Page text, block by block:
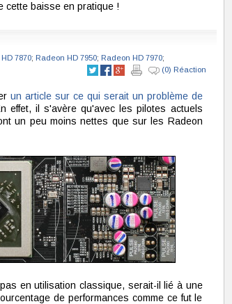
cette baisse en pratique !
7870; Radeon HD 7950; Radeon HD 7970;
(0) Réaction
un article sur ce qui serait un problème de
effet, il s'avère qu'avec les pilotes actuels
un peu moins nettes que sur les Radeon
en utilisation classique, serait-il lié à une
de performances comme ce fut le